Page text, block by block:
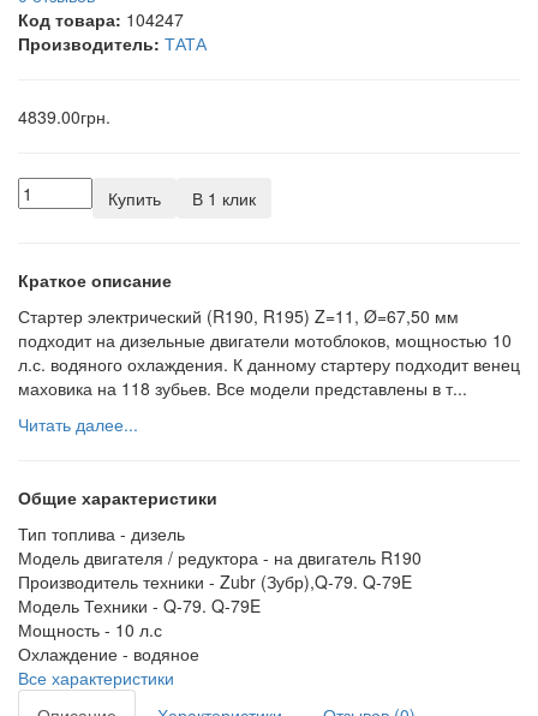
Код товара: 104247
Производитель: ТАТА
4839.00грн.
Купить В 1 клик
Краткое описание
Стартер электрический (R190, R195) Z=11, Ø=67,50 мм
подходит на дизельные двигатели мотоблоков, мощностью 10
л.с. водяного охлаждения. К данному стартеру подходит венец
маховика на 118 зубьев. Все модели представлены в т...
Читать далее...
Общие характеристики
Тип топлива - дизель
Модель двигателя / редуктора - на двигатель R190
Производитель техники - Zubr (Зубр),Q-79. Q-79E
Модель Техники - Q-79. Q-79E
Мощность - 10 л.с
Охлаждение - водяное
Все характеристики